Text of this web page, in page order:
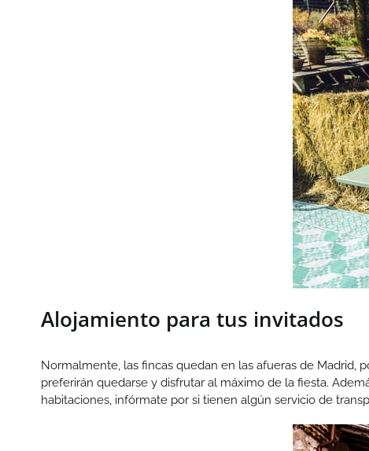
Alojamiento para tus invitados
Normalmente, las fincas quedan en las afueras de Madrid,
preferirán quedarse y disfrutar al máximo de la fiesta.
habitaciones, infórmate por si tienen algún servicio de